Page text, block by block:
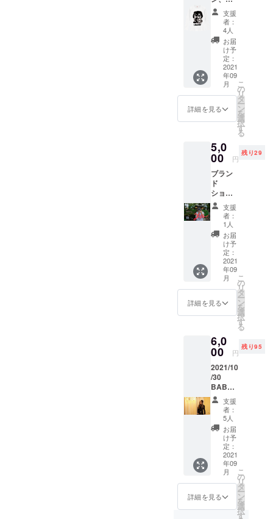
USAWO
限定 ロ
ングT
シャツ
備考欄
に、白
か、
黒、サ
イズの
記入を
お願い
します
ン、限
定ポス
トカー
ド付 ※
送料、
保証料
を含む
支援
者：
4人
お届
け予
定：
2021
年09
月
詳細を見る
こ
の
リ
タ
ー
ン
を
選
択
す
る
5,0
00 円
残り29
ブラン
ド
ショー
、エン
トリー
チケッ
ト
ショー
出演の
ための
オー
ディ
ション
を行う
際に利
合は、
カメラ
マンに
よる撮
影会チ
ケット
提供
キッ
ズ、メ
ンズ、
ディー
ス ※合
格され
た場合
は出演
費
支援
者：
1人
お届
け予
定：
2021
年09
月
詳細を見る
こ
の
リ
タ
ー
ン
を
選
択
す
る
6,0
00 円
残り95
2021/10
/30
BABEL
横浜開
催予定
エンタ
メparty
チケッ
ト 1枚 ※
交通費
は自己
負担と
なりま
す ※飲
食代、
支援
者：
5人
お届
け予
定：
2021
年09
月
詳細を見る
こ
の
リ
タ
ー
ン
を
選
択
す